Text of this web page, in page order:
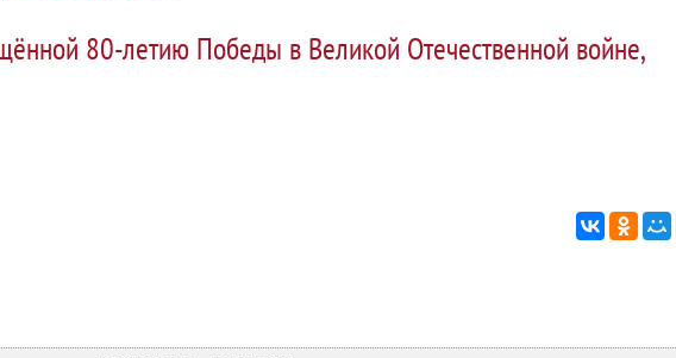
80-летию Победы в Великой Отечественной войне,